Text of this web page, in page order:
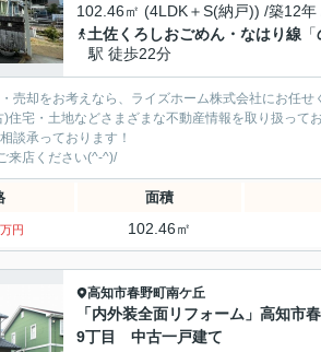
102.46㎡ (4LDK＋S(納戸)) /築12年
土佐くろしおごめん・なはり線 「
駅 徒歩22分
売却をお考えなら、ライズホーム株式会社にお任せ
住宅・土地などさまざまな不動産情報を取り扱ってお
談承っております！
来店ください‍(^-^)/
面積
万円 102.46㎡
高知市春野町南ケ丘
「内外装全面リフォーム」高知市
9丁目 中古一戸建て